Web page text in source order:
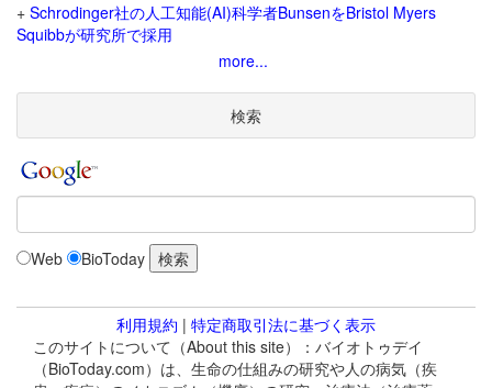
+ Schrodinger社の人工知能(AI)科学者BunsenをBristol Myers
Squibbが研究所で採用
more...
検索
Web BioToday
利用規約 | 特定商取引法に基づく表示
このサイトについて（About this site）：バイオトゥデイ
（BioToday.com）は、生命の仕組みの研究や人の病気（疾